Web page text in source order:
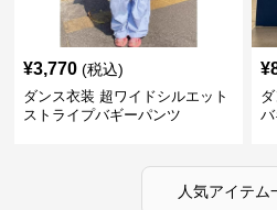
¥3,770 (税込)
ダンス衣装 超ワイドシルエット
ストライプバギーパンツ
¥
人気アイテム